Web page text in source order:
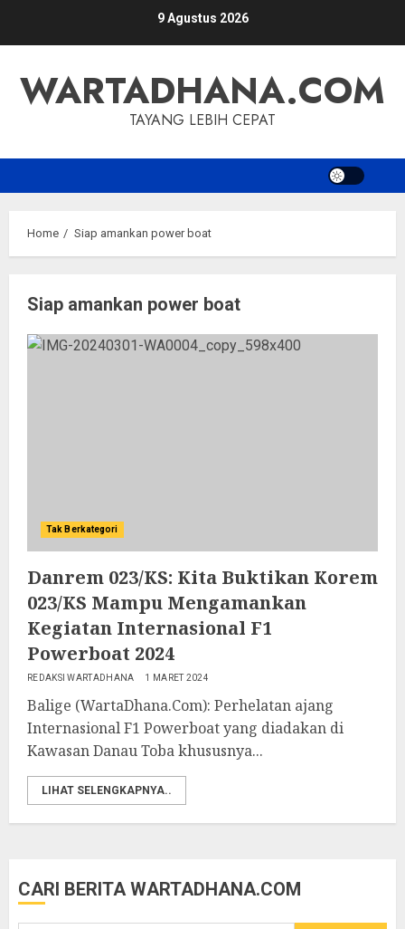
9 Agustus 2026
WARTADHANA.COM
TAYANG LEBIH CEPAT
Home Siap amankan power boat
Siap amankan power boat
Tak Berkategori
Danrem 023/KS: Kita Buktikan Korem
023/KS Mampu Mengamankan
Kegiatan Internasional F1
Powerboat 2024
REDAKSI WARTADHANA 1 MARET 2024
Balige (WartaDhana.Com): Perhelatan ajang
Internasional F1 Powerboat yang diadakan di
Kawasan Danau Toba khususnya...
LIHAT SELENGKAPNYA..
CARI BERITA WARTADHANA.COM